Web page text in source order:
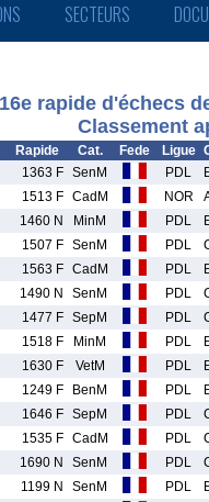
SECTEURS
16e rapide d'échecs
Classement
Rapide Cat. Fede Ligue
1363 F SenM PDL
1513 F CadM NOR
1460 N MinM PDL
1507 F SenM PDL
1563 F CadM PDL
1490 N SenM PDL
1477 F SepM PDL
1518 F MinM PDL
1630 F VetM PDL
1249 F BenM PDL
1646 F SepM PDL
1535 F CadM PDL
1690 N SenM PDL
1199 N SenM PDL